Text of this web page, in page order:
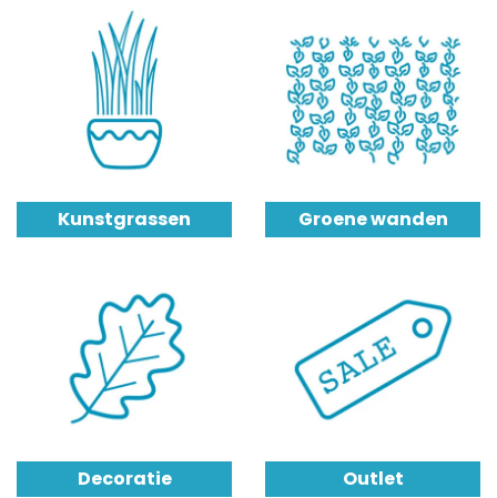
Kunstgrassen Groene wanden
Decoratie Outlet